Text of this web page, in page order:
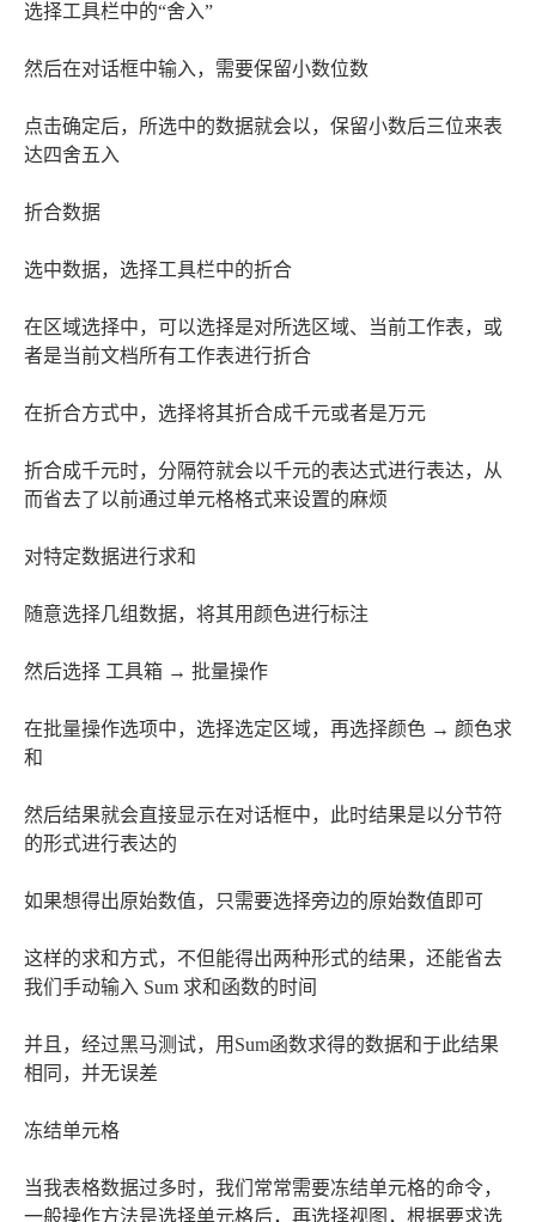
选择工具栏中的“舍入”
然后在对话框中输入，需要保留小数位数
点击确定后，所选中的数据就会以，保留小数后三位来表
达四舍五入
折合数据
选中数据，选择工具栏中的折合
在区域选择中，可以选择是对所选区域、当前工作表，或
者是当前文档所有工作表进行折合
在折合方式中，选择将其折合成千元或者是万元
折合成千元时，分隔符就会以千元的表达式进行表达，从
而省去了以前通过单元格格式来设置的麻烦
对特定数据进行求和
随意选择几组数据，将其用颜色进行标注
然后选择 工具箱 → 批量操作
在批量操作选项中，选择选定区域，再选择颜色 → 颜色求
和
然后结果就会直接显示在对话框中，此时结果是以分节符
的形式进行表达的
如果想得出原始数值，只需要选择旁边的原始数值即可
这样的求和方式，不但能得出两种形式的结果，还能省去
我们手动输入 Sum 求和函数的时间
并且，经过黑马测试，用Sum函数求得的数据和于此结果
相同，并无误差
冻结单元格
当我表格数据过多时，我们常常需要冻结单元格的命令，
一般操作方法是选择单元格后，再选择视图，根据要求选